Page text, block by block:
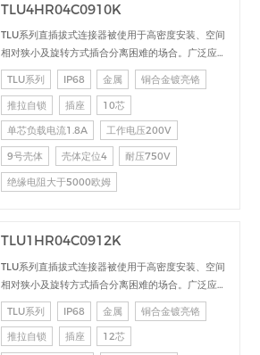
TLU4HR04C0910K
TLU系列直插拔式连接器被使用于高密度安装、空间
相对狭小及旋转方式插合分离困难的场合。广泛应用
于电台设备、加固计算机、医疗设备、测试检测设
备、音频视频设备、数据采集、工业控制等场合的交
直流、高速、射频、光纤等的信号连接传输。
TLU系列 IP68 金属 铜合金镀亮铬
推拉自锁 插座 10芯
单芯负载电流1.8A 工作电压200V
9号壳体 壳体定位4 耐压750V
绝缘电阻大于5000欧姆
TLU1HR04C0912K
TLU系列直插拔式连接器被使用于高密度安装、空间
相对狭小及旋转方式插合分离困难的场合。广泛应用
于电台设备、加固计算机、医疗设备、测试检测设
备、音频视频设备、数据采集、工业控制等场合的交
直流、高速、射频、光纤等的信号连接传输。
TLU系列 IP68 金属 铜合金镀亮铬
推拉自锁 插座 12芯